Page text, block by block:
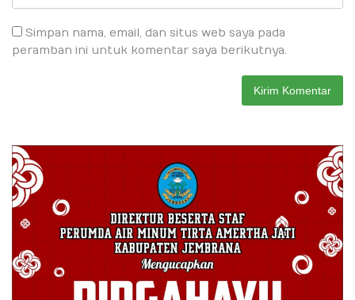
Simpan nama, email, dan situs web saya pada
peramban ini untuk komentar saya berikutnya.